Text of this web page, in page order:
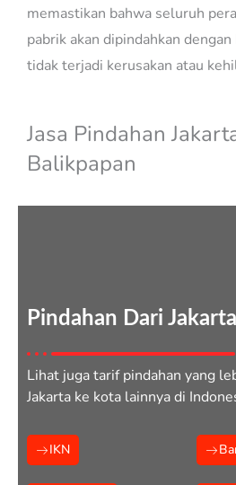
memastikan bahwa seluruh
pabrik akan dipindahkan
tidak terjadi kerusakan atau
Jasa Pindahan
Balikpapan
Pindahan Dari Jakarta
Lihat juga tarif pindahan yang
Jakarta ke kota lainnya di
IKN